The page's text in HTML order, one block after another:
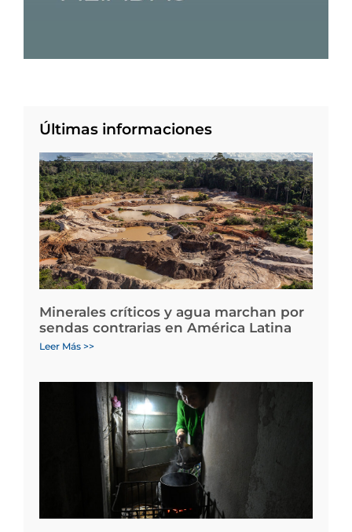
Últimas informaciones
Minerales críticos y agua marchan por
sendas contrarias en América Latina
Leer Más >>